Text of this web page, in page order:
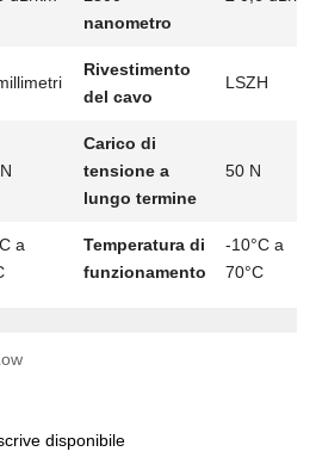
nanometro
Rivestimento
del cavo
LSZH
Carico di
tensione a
lungo termine
50 N
a
Temperatura di
funzionamento
-10°C a
70°C
disponibile